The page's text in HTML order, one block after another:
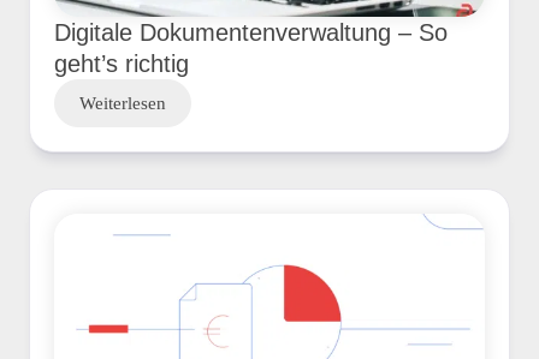
Digitale Dokumentenverwaltung – So
geht’s richtig
Weiterlesen